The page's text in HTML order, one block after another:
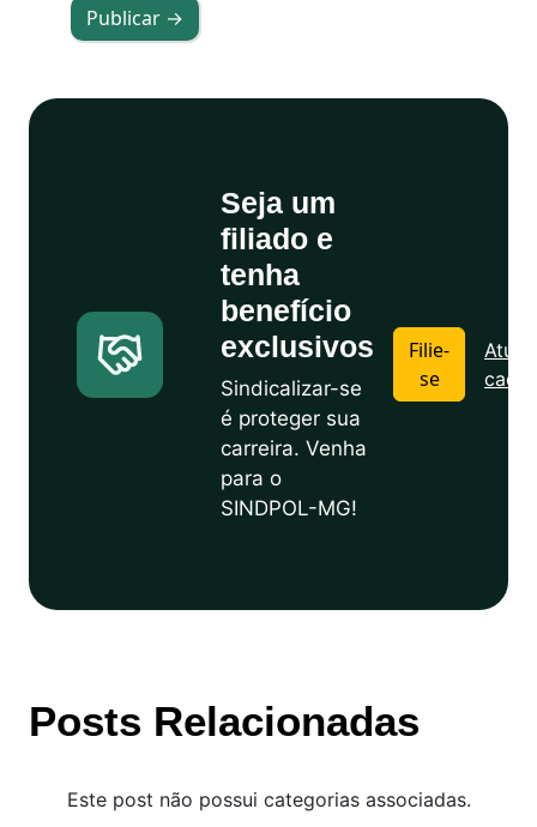
Publicar →
Seja um
filiado e
tenha
benefício
exclusivos
Sindicalizar-se
é proteger sua
carreira. Venha
para o
SINDPOL-MG!
Filie-
se
Posts Relacionadas
Este post não possui categorias associadas.